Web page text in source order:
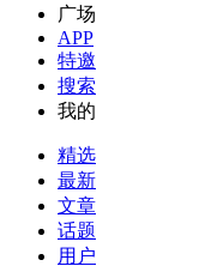
广场
APP
特邀
搜索
我的
精选
最新
文章
话题
用户